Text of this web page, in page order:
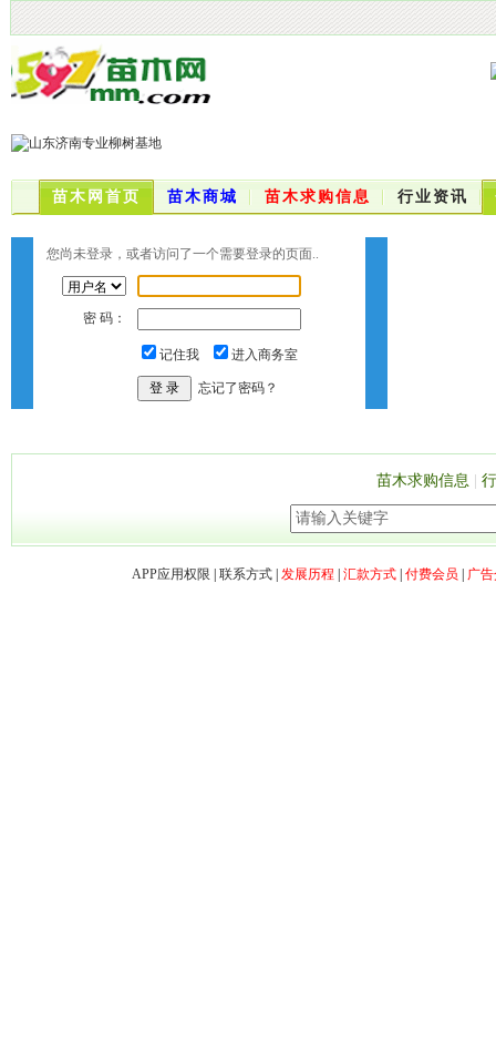
苗木网首页 苗木商城 苗木求购信息 行业资讯
您尚未登录，或者访问了一个需要登录的页面..
密 码：
记住我 进入商务室
忘记了密码？
苗木求购信息
APP应用权限 联系方式| 发展历程 汇款方式| 付费会员 广